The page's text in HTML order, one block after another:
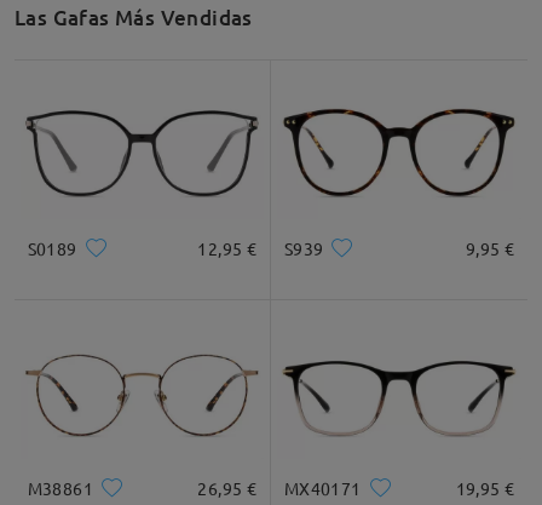
Las Gafas Más Vendidas
S0189 12,95 € S939 9,95 €
M38861 26,95 € MX40171 19,95 €